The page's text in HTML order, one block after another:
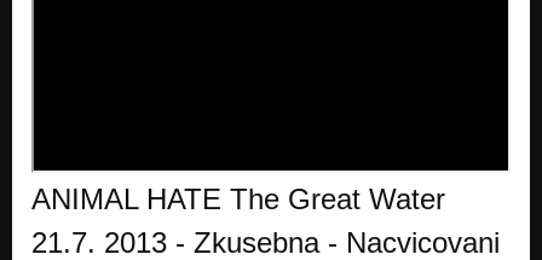
ANIMAL HATE The Great Water
21.7. 2013 - Zkusebna - Nacvicovani